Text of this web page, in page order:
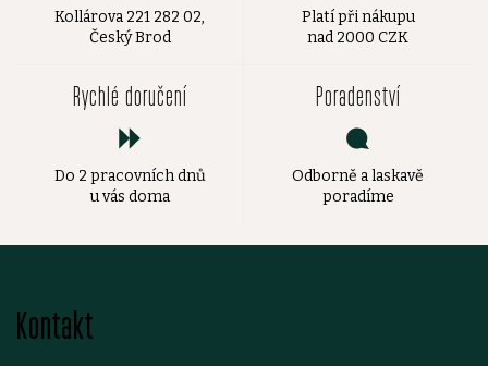
Kollárova 221 282 02,
Český Brod
Platí při nákupu
nad 2000 CZK
Rychlé doručení
Do 2 pracovních dnů
u vás doma
Poradenství
Odborně a laskavě
poradíme
Kontakt